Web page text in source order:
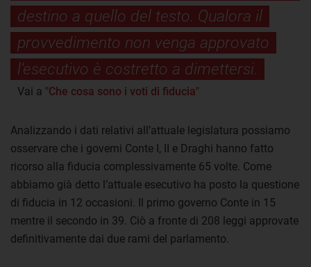
destino a quello del testo. Qualora il
provvedimento non venga approvato
l’esecutivo è costretto a dimettersi.
Vai a "Che cosa sono i voti di fiducia"
Analizzando i dati relativi all’attuale legislatura possiamo
osservare che i governi Conte I, II e Draghi hanno fatto
ricorso alla fiducia complessivamente 65 volte. Come
abbiamo già detto l’attuale esecutivo ha posto la questione
di fiducia in 12 occasioni. Il primo governo Conte in 15
mentre il secondo in 39. Ciò a fronte di 208 leggi approvate
definitivamente dai due rami del parlamento.